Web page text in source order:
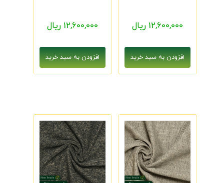
12,600,000 ریال 12,600,000 ریال